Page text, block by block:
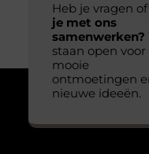
Heb je vragen of
je met ons
samenwerken?
staan open voor
mooie
ontmoetingen
nieuwe ideeën.